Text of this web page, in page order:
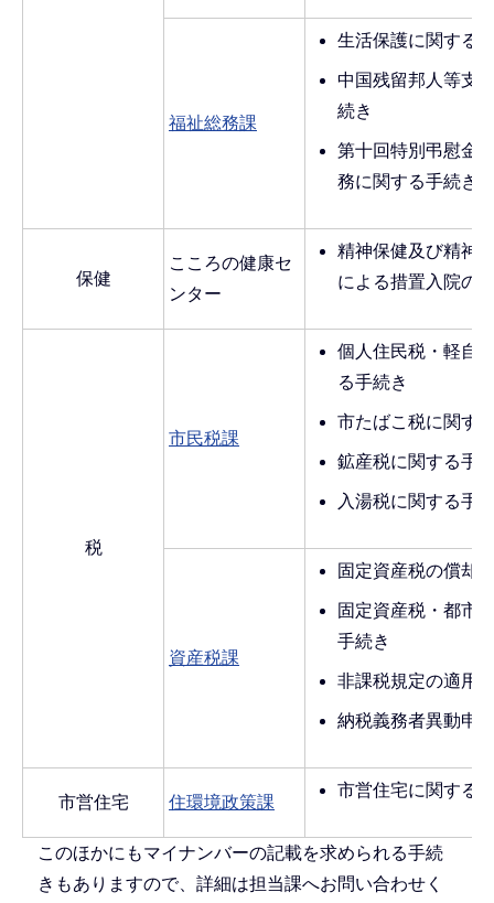
福祉総務課
生活保護に関する
中国残留邦人等支
続き
第十回特別弔慰金
務に関する手続き
保健
こころの健康セ
ンター
精神保健及び精神
による措置入院の
税
市民税課
個人住民税・軽自
る手続き
市たばこ税に関す
鉱産税に関する手
入湯税に関する手
資産税課
固定資産税の償却
固定資産税・都市
手続き
非課税規定の適用
納税義務者異動申
市営住宅 住環境政策課
市営住宅に関する
このほかにもマイナンバーの記載を求められる手続
きもありますので、詳細は担当課へお問い合わせく